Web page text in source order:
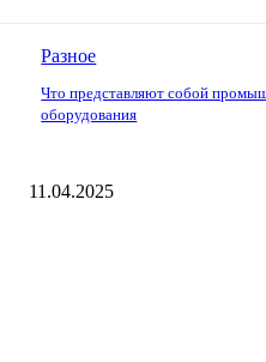
Разное
Что представляют собой
оборудования
11.04.2025